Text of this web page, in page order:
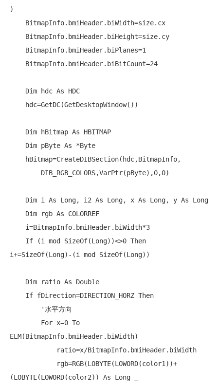
)
Dim hdc As HDC
Dim hBitmap As HBITMAP
Dim pByte As *Byte
Dim i As Long, i2 As Long, x As Long, y As
Long
Dim rgb As COLORREF
If (i mod SizeOf(Long))<>0 Then
i+=SizeOf(Long)-(i mod SizeOf(Long))
Dim ratio As
Double
If fDirection=DIRECTION_HORZ Then
'水平方向
For x=0 To
ELM(BitmapInfo.bmiHeader.biWidth)
(LOBYTE(LOWORD(color2)) As Long